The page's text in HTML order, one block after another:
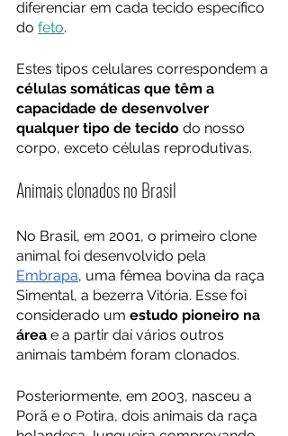
diferenciar em cada tecido específico
do feto.
Estes tipos celulares correspondem a
células somáticas que têm a
capacidade de desenvolver
qualquer tipo de tecido do nosso
corpo, exceto células reprodutivas.
Animais clonados no Brasil
No Brasil, em 2001, o primeiro clone
animal foi desenvolvido pela
Embrapa, uma fêmea bovina da raça
Simental, a bezerra Vitória. Esse foi
considerado um estudo pioneiro na
área e a partir daí vários outros
animais também foram clonados.
Posteriormente, em 2003, nasceu a
Porã e o Potira, dois animais da raça